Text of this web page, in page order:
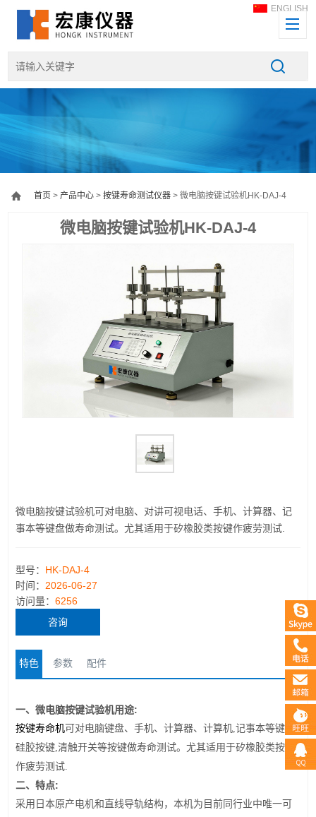
ENGLISH
首页 >产品中心 >按键寿命测试仪器 > 微电脑按键试验机HK-DAJ-4
微电脑按键试验机HK-DAJ-4
微电脑按键试验机可对电脑、对讲可视电话、手机、计算器、记
事本等键盘做寿命测试。尤其适用于矽橡胶类按键作疲劳测试.
型号： HK-DAJ-4
时间： 2026-06-27
访问量：6256
咨询
特色 参数 配件
一、微电脑按键试验机用途:
按键寿命机可对电脑键盘、手机、计算器、计算机,记事本等键盘;
硅胶按键,清触开关等按键做寿命测试。尤其适用于矽橡胶类按键
作疲劳测试.
二、特点:
采用日本原产电机和直线导轨结构，本机为目前同行业中唯一可